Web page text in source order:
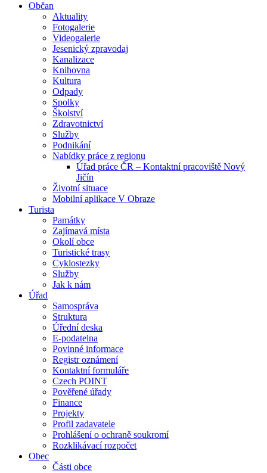
Občan
Aktuality
Fotogalerie
Videogalerie
Jesenický zpravodaj
Kanalizace
Knihovna
Kultura
Odpady
Spolky
Školství
Zdravotnictví
Služby
Podnikání
Nabídky práce z regionu
Úřad práce ČR – Kontaktní pracoviště Nový
Jičín
Životní situace
Mobilní aplikace V Obraze
Turista
Památky
Zajímavá místa
Okolí obce
Turistické trasy
Cyklostezky
Služby
Jak k nám
Úřad
Samospráva
Struktura
Úřední deska
E-podatelna
Povinné informace
Registr oznámení
Kontaktní formuláře
Czech POINT
Pověřené úřady
Finance
Projekty
Profil zadavatele
Prohlášení o ochraně soukromí
Rozklikávací rozpočet
Obec
Části obce